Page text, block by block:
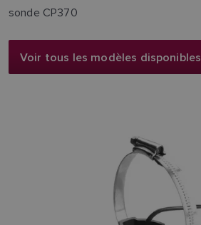
sonde CP370
Voir tous les modèles disponibles